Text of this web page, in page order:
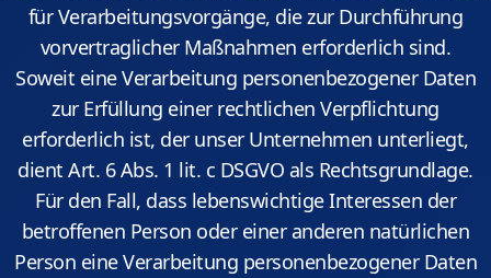
für Verarbeitungsvorgänge, die zur Durchführung
vorvertraglicher Maßnahmen erforderlich sind.
Soweit eine Verarbeitung personenbezogener Daten
zur Erfüllung einer rechtlichen Verpflichtung
erforderlich ist, der unser Unternehmen unterliegt,
dient Art. 6 Abs. 1 lit. c DSGVO als Rechtsgrundlage.
Für den Fall, dass lebenswichtige Interessen der
betroffenen Person oder einer anderen natürlichen
Person eine Verarbeitung personenbezogener Daten